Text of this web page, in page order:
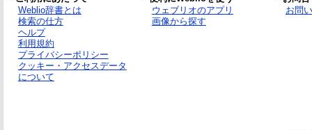
Weblio辞書とは
検索の仕方
ヘルプ
利用規約
プライバシーポリシー
クッキー・アクセスデータ
について
ウェブリオのアプリ
画像から探す
お問